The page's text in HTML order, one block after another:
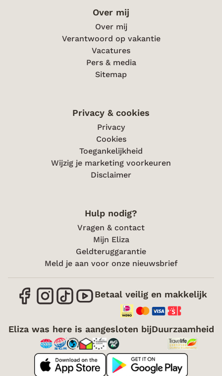
Over mij
Over mij
Verantwoord op vakantie
Vacatures
Pers & media
Sitemap
Privacy & cookies
Privacy
Cookies
Toegankelijkheid
Wijzig je marketing voorkeuren
Disclaimer
Hulp nodig?
Vragen & contact
Mijn Eliza
Geldteruggarantie
Meld je aan voor onze nieuwsbrief
Betaal veilig en makkelijk
Eliza was here is aangesloten bijDuurzaamheid